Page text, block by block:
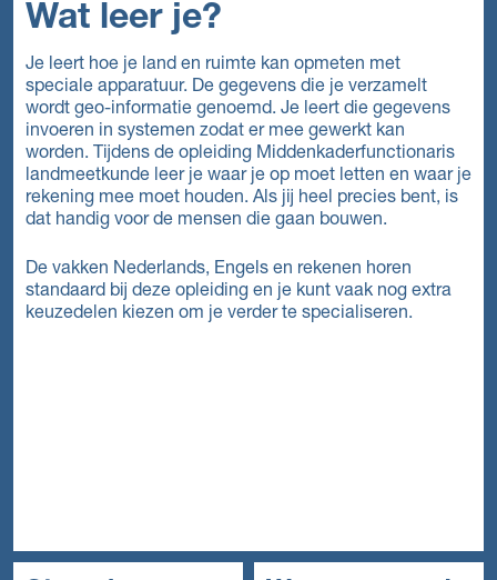
Wat leer je?
Je leert hoe je land en ruimte kan opmeten met
speciale apparatuur. De gegevens die je verzamelt
wordt geo-informatie genoemd. Je leert die gegevens
invoeren in systemen zodat er mee gewerkt kan
worden. Tijdens de opleiding Middenkaderfunctionaris
landmeetkunde leer je waar je op moet letten en waar je
rekening mee moet houden. Als jij heel precies bent, is
dat handig voor de mensen die gaan bouwen.
De vakken Nederlands, Engels en rekenen horen
standaard bij deze opleiding en je kunt vaak nog extra
keuzedelen kiezen om je verder te specialiseren.